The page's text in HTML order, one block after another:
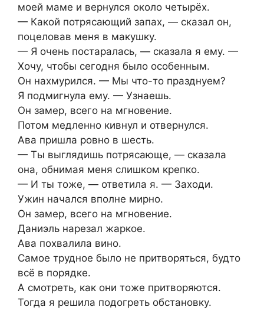
моей маме и вернулся около четырёх.
— Какой потрясающий запах, — сказал он,
поцеловав меня в макушку.
— Я очень постаралась, — сказала я ему. —
Хочу, чтобы сегодня было особенным.
Он нахмурился. — Мы что-то празднуем?
Я подмигнула ему. — Узнаешь.
Он замер, всего на мгновение.
Потом медленно кивнул и отвернулся.
Ава пришла ровно в шесть.
— Ты выглядишь потрясающе, — сказала
она, обнимая меня слишком крепко.
— И ты тоже, — ответила я. — Заходи.
Ужин начался вполне мирно.
Он замер, всего на мгновение.
Даниэль нарезал жаркое.
Ава похвалила вино.
Самое трудное было не притворяться, будто
всё в порядке.
А смотреть, как они тоже притворяются.
Тогда я решила подогреть обстановку.